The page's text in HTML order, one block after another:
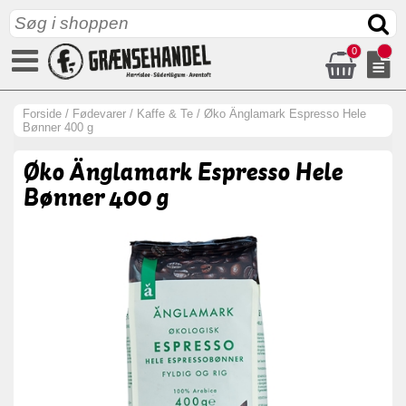
0
Forside / Fødevarer / Kaffe & Te / Øko Änglamark Espresso Hele
Bønner 400 g
Øko Änglamark Espresso Hele
Bønner 400 g